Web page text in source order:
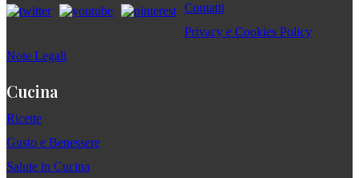
Contatti
Privacy e Cookies Policy
Note Legali
Cucina
Ricette
Gusto e Benessere
Salute in Cucina